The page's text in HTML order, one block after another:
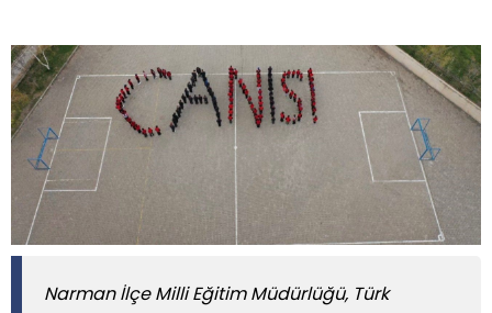
Narman İlçe Milli Eğitim Müdürlüğü, Türk